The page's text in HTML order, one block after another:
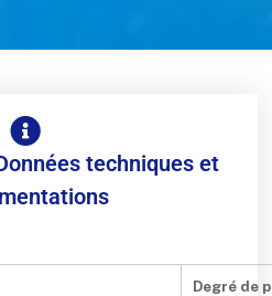
techniques et
Degré de